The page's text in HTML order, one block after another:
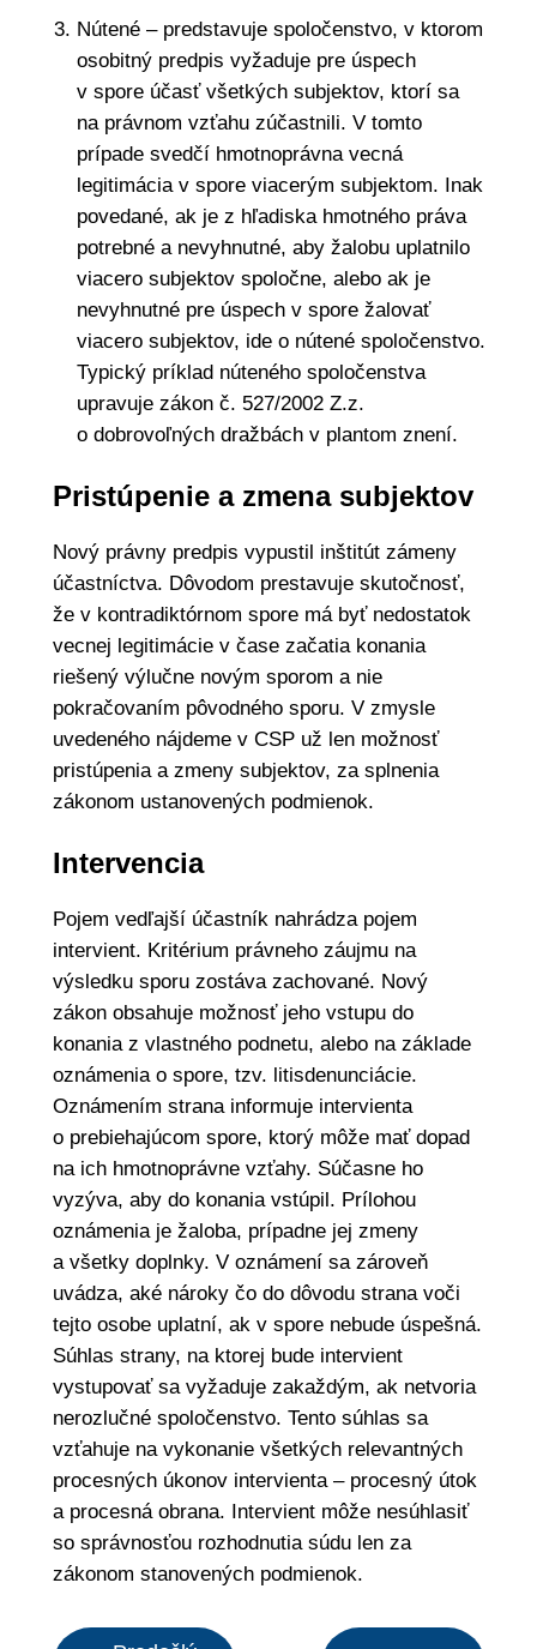
Nútené – predstavuje spoločenstvo, v ktorom
osobitný predpis vyžaduje pre úspech
v spore účasť všetkých subjektov, ktorí sa
na právnom vzťahu zúčastnili. V tomto
prípade svedčí hmotnoprávna vecná
legitimácia v spore viacerým subjektom. Inak
povedané, ak je z hľadiska hmotného práva
potrebné a nevyhnutné, aby žalobu uplatnilo
viacero subjektov spoločne, alebo ak je
nevyhnutné pre úspech v spore žalovať
viacero subjektov, ide o nútené spoločenstvo.
Typický príklad núteného spoločenstva
upravuje zákon č. 527/2002 Z.z.
o dobrovoľných dražbách v plantom znení.
Pristúpenie a zmena subjektov
Nový právny predpis vypustil inštitút zámeny
účastníctva. Dôvodom prestavuje skutočnosť,
že v kontradiktórnom spore má byť nedostatok
vecnej legitimácie v čase začatia konania
riešený výlučne novým sporom a nie
pokračovaním pôvodného sporu. V zmysle
uvedeného nájdeme v CSP už len možnosť
pristúpenia a zmeny subjektov, za splnenia
zákonom ustanovených podmienok.
Intervencia
Pojem vedľajší účastník nahrádza pojem
intervient. Kritérium právneho záujmu na
výsledku sporu zostáva zachované. Nový
zákon obsahuje možnosť jeho vstupu do
konania z vlastného podnetu, alebo na základe
oznámenia o spore, tzv. litisdenunciácie.
Oznámením strana informuje intervienta
o prebiehajúcom spore, ktorý môže mať dopad
na ich hmotnoprávne vzťahy. Súčasne ho
vyzýva, aby do konania vstúpil. Prílohou
oznámenia je žaloba, prípadne jej zmeny
a všetky doplnky. V oznámení sa zároveň
uvádza, aké nároky čo do dôvodu strana voči
tejto osobe uplatní, ak v spore nebude úspešná.
Súhlas strany, na ktorej bude intervient
vystupovať sa vyžaduje zakaždým, ak netvoria
nerozlučné spoločenstvo. Tento súhlas sa
vzťahuje na vykonanie všetkých relevantných
procesných úkonov intervienta – procesný útok
a procesná obrana. Intervient môže nesúhlasiť
so správnosťou rozhodnutia súdu len za
zákonom stanovených podmienok.